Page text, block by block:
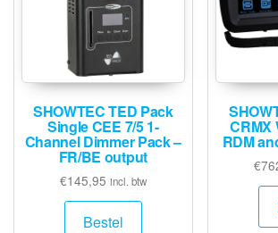
SHOWTEC TED Pack
Single CEE 7/5 1-
Channel Dimmer Pack –
FR/BE output
€145,95 incl. btw
Bestel
CRMX
RDM
€